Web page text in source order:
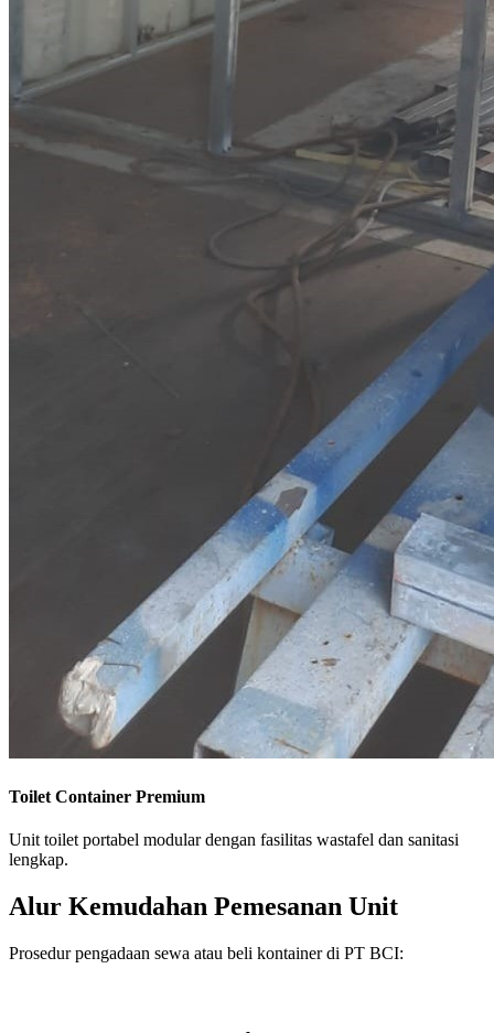
Toilet Container Premium
Unit toilet portabel modular dengan fasilitas wastafel dan sanitasi
lengkap.
Alur Kemudahan Pemesanan Unit
Prosedur pengadaan sewa atau beli kontainer di PT BCI: